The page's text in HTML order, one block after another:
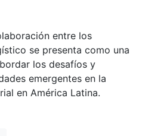
entre los
se presenta como una
los desafíos y
emergentes en la
en América Latina.